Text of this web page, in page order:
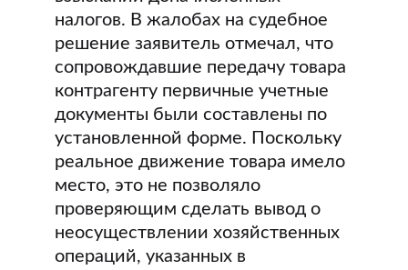
налогов. В жалобах на судебное
решение заявитель отмечал, что
сопровождавшие передачу товара
контрагенту первичные учетные
документы были составлены по
установленной форме. Поскольку
реальное движение товара имело
место, это не позволяло
проверяющим сделать вывод о
неосуществлении хозяйственных
операций, указанных в